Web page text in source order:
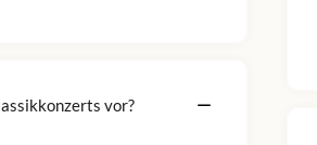
vor?